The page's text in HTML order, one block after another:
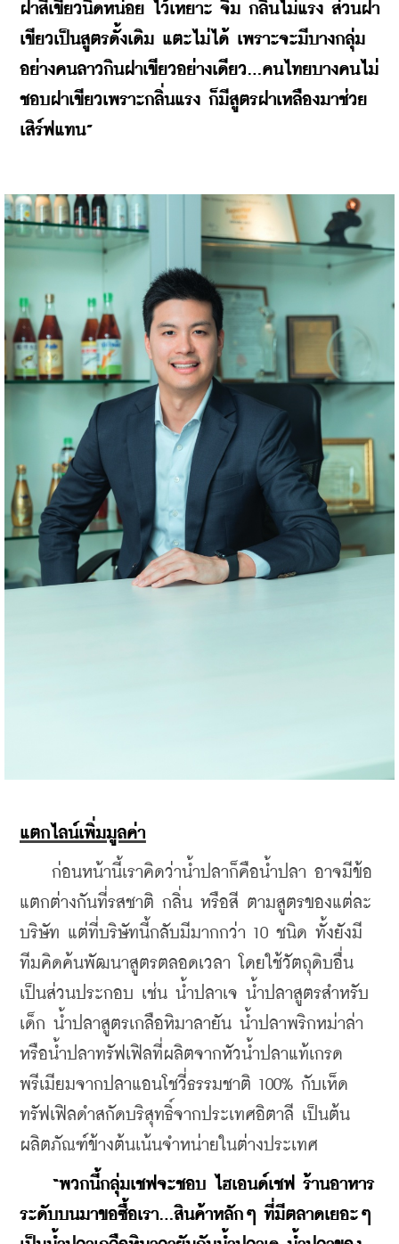
ฝาสีเขียวนิดหน่อย ไว้เหยาะ จิ้ม กลิ่นไม่แรง ส่วนฝา
เขียวเป็นสูตรดั้งเดิม แตะไม่ได้ เพราะจะมีบางกลุ่ม
อย่างคนลาวกินฝาเขียวอย่างเดียว...คนไทยบางคนไม่
ชอบฝาเขียวเพราะกลิ่นแรง ก็มีสูตรฝาเหลืองมาช่วย
เสิร์ฟแทน”
แตกไลน์เพิ่มมูลค่า
ก่อนหน้านี้เราคิดว่าน้ำปลาก็คือน้ำปลา อาจมีข้อ
แตกต่างกันที่รสชาติ กลิ่น หรือสี ตามสูตรของแต่ละ
บริษัท แต่ที่บริษัทนี้กลับมีมากกว่า 10 ชนิด ทั้งยังมี
ทีมคิดค้นพัฒนาสูตรตลอดเวลา โดยใช้วัตถุดิบอื่น
เป็นส่วนประกอบ เช่น น้ำปลาเจ น้ำปลาสูตรสำหรับ
เด็ก น้ำปลาสูตรเกลือหิมาลายัน น้ำปลาพริกหม่าล่า
หรือน้ำปลาทรัฟเฟิลที่ผลิตจากหัวน้ำปลาแท้เกรด
พรีเมียมจากปลาแอนโชวี่ธรรมชาติ 100% กับเห็ด
ทรัฟเฟิลดำสกัดบริสุทธิ์จากประเทศอิตาลี เป็นต้น
ผลิตภัณฑ์ข้างต้นเน้นจำหน่ายในต่างประเทศ
“พวกนี้กลุ่มเชฟจะชอบ ไฮเอนด์เชฟ ร้านอาหาร
ระดับบนมาขอซื้อเรา...สินค้าหลักๆ ที่มีตลาดเยอะๆ